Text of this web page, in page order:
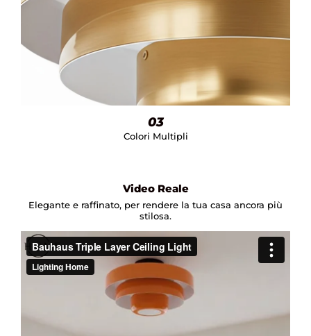
03
Colori Multipli
Video Reale
Elegante e raffinato, per rendere la tua casa ancora più
stilosa.